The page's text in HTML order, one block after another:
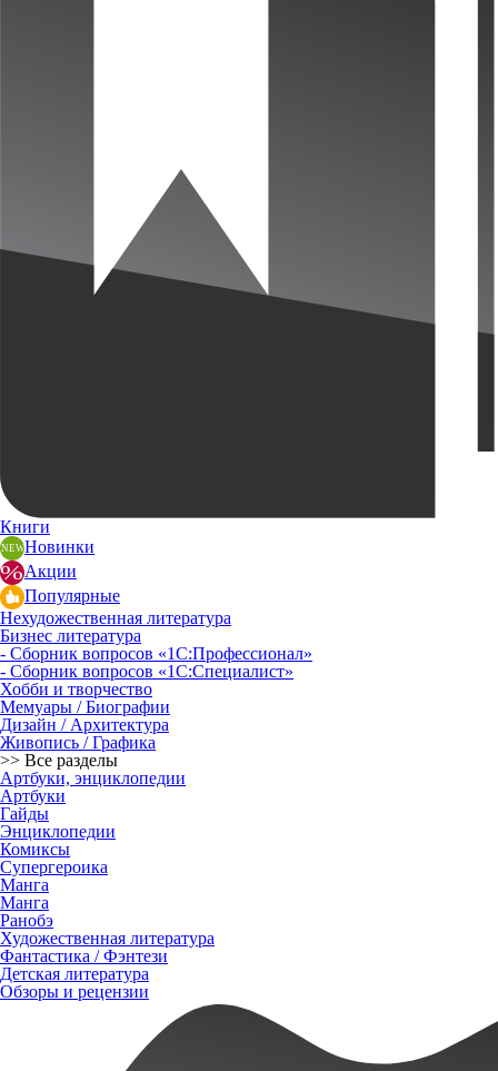
Книги
Новинки
Акции
Популярные
Нехудожественная литература
Бизнес литература
- Сборник вопросов «1С:Профессионал»
- Сборник вопросов «1С:Специалист»
Хобби и творчество
Мемуары / Биографии
Дизайн / Архитектура
Живопись / Графика
>> Все разделы
Артбуки, энциклопедии
Артбуки
Гайды
Энциклопедии
Комиксы
Супергероика
Манга
Манга
Ранобэ
Художественная литература
Фантастика / Фэнтези
Детская литература
Обзоры и рецензии